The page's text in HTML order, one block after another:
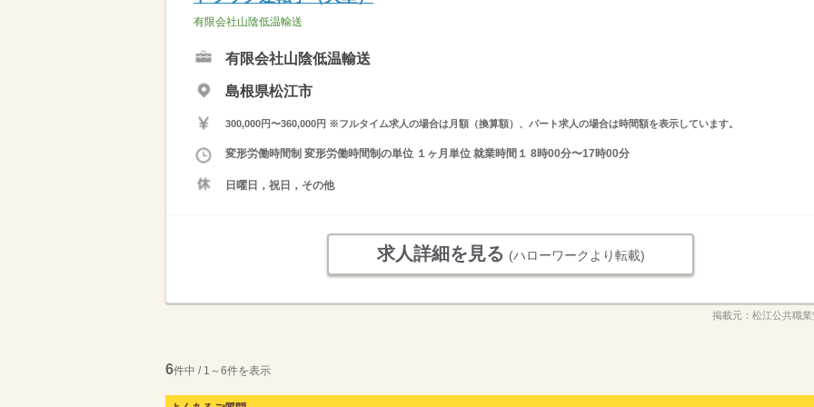
有限会社山陰低温輸送
有限会社山陰低温輸送
島根県松江市
300,000円〜360,000円 ※フルタイム求人の場合は月額（換算額）、パート求人の場合は時間額を表示しています。
変形労働時間制 変形労働時間制の単位 １ヶ月単位 就業時間１ 8時00分〜17時00分
日曜日，祝日，その他
求人詳細を見る (ハローワークより転載)
掲載元： 松江公共職
6件中 / 1～6件を表示